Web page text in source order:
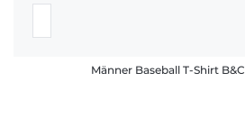
Männer Baseball T-Shirt B&C